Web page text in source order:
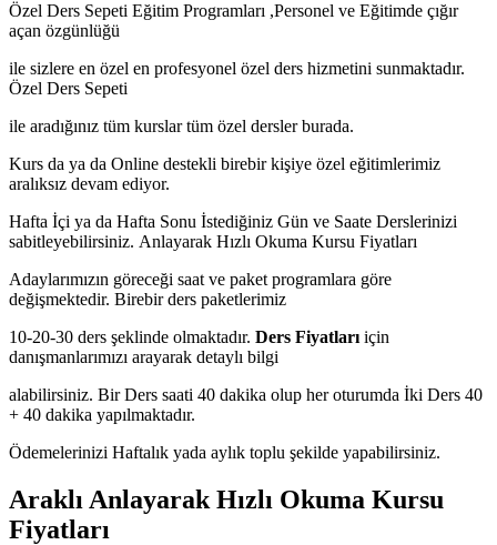
Özel Ders Sepeti Eğitim Programları ,Personel ve Eğitimde çığır
açan özgünlüğü
ile sizlere en özel en profesyonel özel ders hizmetini sunmaktadır.
Özel Ders Sepeti
ile aradığınız tüm kurslar tüm özel dersler burada.
Kurs da ya da Online destekli birebir kişiye özel eğitimlerimiz
aralıksız devam ediyor.
Hafta İçi ya da Hafta Sonu İstediğiniz Gün ve Saate Derslerinizi
sabitleyebilirsiniz. Anlayarak Hızlı Okuma Kursu Fiyatları
Adaylarımızın göreceği saat ve paket programlara göre
değişmektedir. Birebir ders paketlerimiz
10-20-30 ders şeklinde olmaktadır. Ders Fiyatları için
danışmanlarımızı arayarak detaylı bilgi
alabilirsiniz. Bir Ders saati 40 dakika olup her oturumda İki Ders 40
+ 40 dakika yapılmaktadır.
Ödemelerinizi Haftalık yada aylık toplu şekilde yapabilirsiniz.
Araklı Anlayarak Hızlı Okuma Kursu
Fiyatları